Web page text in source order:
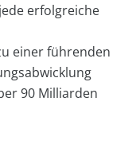
erfolgreiche
einer führenden
90 Milliarden